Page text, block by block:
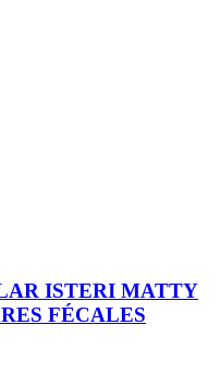
ISTERI MATTY
FÉCALES